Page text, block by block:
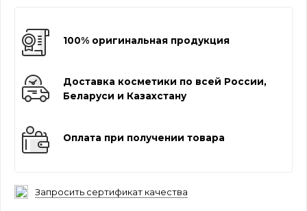
100% оригинальная продукция
Доставка косметики по всей России,
Беларуси и Казахстану
Оплата при получении товара
Запросить сертификат качества